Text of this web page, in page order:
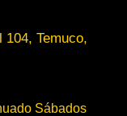
104, Temuco,
Sábados